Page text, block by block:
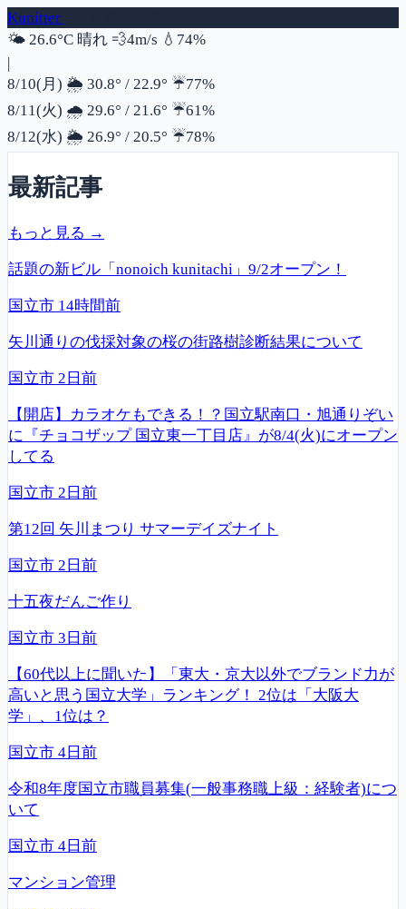
Kunitter
🌤️ 26.6°C 晴れ 💨風速
4m/s 💧 湿度
74%
|
8/10(月) 🌦️ 30.8° / 22.9° ☔降水確率
77%
8/11(火) 🌧️ 29.6° / 21.6° ☔降水確率
61%
8/12(水) 🌦️ 26.9° / 20.5° ☔降水確率
78%
最新記事
もっと見る →
話題の新ビル「nonoich kunitachi」9/2オープン！
国立市 14時間前
矢川通りの伐採対象の桜の街路樹診断結果について
国立市 2日前
【開店】カラオケもできる！？国立駅南口・旭通りぞい
に『チョコザップ 国立東一丁目店』が8/4(火)にオープン
してる
国立市 2日前
第12回 矢川まつり サマーデイズナイト
国立市 2日前
十五夜だんご作り
国立市 3日前
【60代以上に聞いた】「東大・京大以外でブランド力が
高いと思う国立大学」ランキング！ 2位は「大阪大
学」、1位は？
国立市 4日前
令和8年度国立市職員募集(一般事務職上級：経験者)につ
いて
国立市 4日前
マンション管理